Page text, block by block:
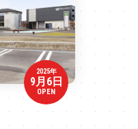
2025年
9月6日
OPEN